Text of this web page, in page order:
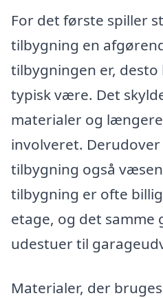
For det første spiller
tilbygning en
tilbygningen er,
typisk være. Det
materialer og
involveret.
tilbygning også
tilbygning er ofte
etage, og det
udestuer til
Materialer, der